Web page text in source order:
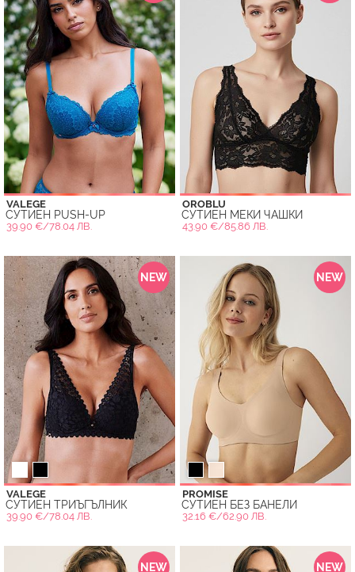
VALEGE
СУТИЕН PUSH-UP
39.90 €/78.04 ЛВ.
OROBLU
СУТИЕН МЕКИ ЧАШКИ
43.90 €/85.86 ЛВ.
NEW
VALEGE
СУТИЕН ТРИЪГЪЛНИК
39.90 €/78.04 ЛВ.
NEW
PROMISE
СУТИЕН БЕЗ БАНЕЛИ
32.16 €/62.90 ЛВ.
NEW NEW